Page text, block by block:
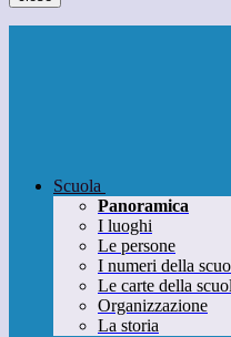
Scuola
Panoramica
I luoghi
Le persone
I numeri della
Le carte della
Organizzazione
La storia